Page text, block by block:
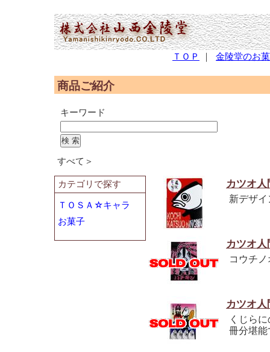
ＴＯＰ ｜ 金陵堂のお
商品ご紹介
キーワード
すべて＞
カテゴリで探す
ＴＯＳＡ☆キャラ
お菓子
カツオ
新デザ
カツオ
コウチ
カツオ
くじら
冊分堪